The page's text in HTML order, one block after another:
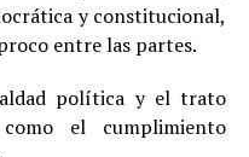
y constitucional,
entre las partes.
política y el trato
el cumplimiento